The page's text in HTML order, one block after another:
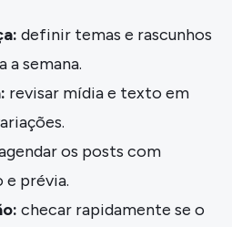
definir temas e rascunhos
a semana.
revisar mídia e texto em
os posts com
e prévia.
checar rapidamente se o